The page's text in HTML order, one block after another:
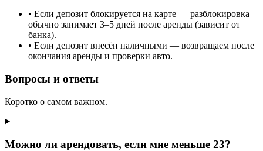
• Если депозит блокируется на карте — разблокировка
обычно занимает 3–5 дней после аренды (зависит от
банка).
• Если депозит внесён наличными — возвращаем после
окончания аренды и проверки авто.
Вопросы и ответы
Коротко о самом важном.
Можно ли арендовать, если мне меньше 23?